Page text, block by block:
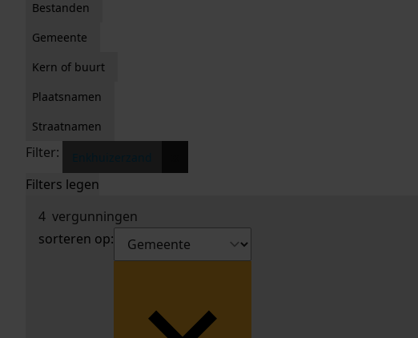
Bestanden
Gemeente
Kern of buurt
Plaatsnamen
Straatnamen
Filter:
Filters legen
4 vergunningen
sorteren op: